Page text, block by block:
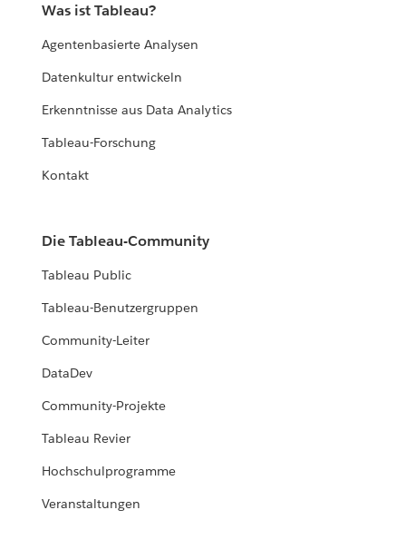
Was ist Tableau?
Agentenbasierte Analysen
Datenkultur entwickeln
Erkenntnisse aus Data Analytics
Tableau-Forschung
Kontakt
Die Tableau-Community
Tableau Public
Tableau-Benutzergruppen
Community-Leiter
DataDev
Community-Projekte
Tableau Revier
Hochschulprogramme
Veranstaltungen